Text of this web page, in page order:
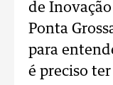
de
Ponta
para
é preciso